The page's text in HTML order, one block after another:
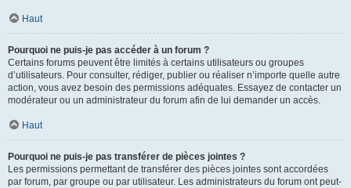
Haut
Pourquoi ne puis-je pas accéder à un forum ?
Certains forums peuvent être limités à certains utilisateurs ou groupes
d’utilisateurs. Pour consulter, rédiger, publier ou réaliser n’importe quelle autre
action, vous avez besoin des permissions adéquates. Essayez de contacter un
modérateur ou un administrateur du forum afin de lui demander un accès.
Haut
Pourquoi ne puis-je pas transférer de pièces jointes ?
Les permissions permettant de transférer des pièces jointes sont accordées
par forum, par groupe ou par utilisateur. Les administrateurs du forum ont peut-